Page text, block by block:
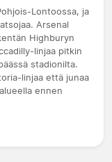
Lontoossa, ja
Arsenal
Highburyn
linjaa pitkin
stadionilta.
linjaa että junaa
ennen